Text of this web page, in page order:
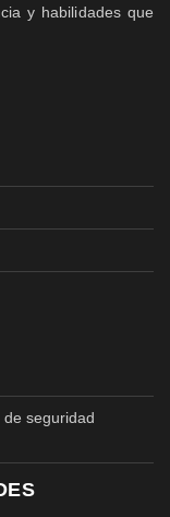
y habilidades que
seguridad